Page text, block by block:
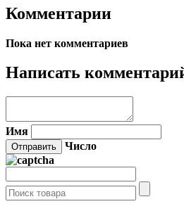
Комментарии
Пока нет комментариев
Написать
Имя
Число